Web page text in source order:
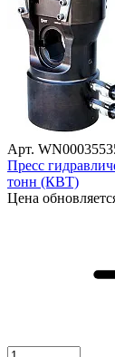
Арт.
Пресс
тонн (КВТ)
Цена